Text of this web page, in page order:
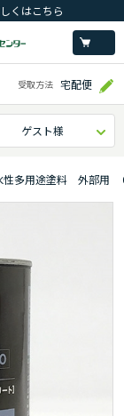
くはこちら
受取方法 宅配便
ゲスト様
性多用途塗料 外部用